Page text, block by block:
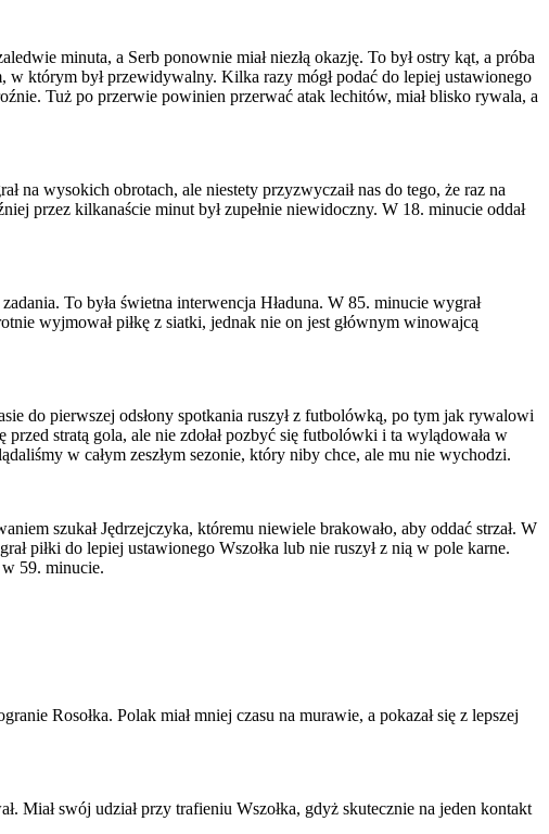
minuta, a Serb ponownie miał niezłą okazję. To był ostry kąt, a próba
w którym był przewidywalny. Kilka razy mógł podać do lepiej ustawionego
Tuż po przerwie powinien przerwać atak lechitów, miał blisko rywala, a
na wysokich obrotach, ale niestety przyzwyczaił nas do tego, że raz na
przez kilkanaście minut był zupełnie niewidoczny. W 18. minucie oddał
To była świetna interwencja Hładuna. W 85. minucie wygrał
wyjmował piłkę z siatki, jednak nie on jest głównym winowajcą
do pierwszej odsłony spotkania ruszył z futbolówką, po tym jak rywalowi
stratą gola, ale nie zdołał pozbyć się futbolówki i ta wylądowała w
w całym zeszłym sezonie, który niby chce, ale mu nie wychodzi.
szukał Jędrzejczyka, któremu niewiele brakowało, aby oddać strzał. W
piłki do lepiej ustawionego Wszołka lub nie ruszył z nią w pole karne.
w 59. minucie.
Rosołka. Polak miał mniej czasu na murawie, a pokazał się z lepszej
Miał swój udział przy trafieniu Wszołka, gdyż skutecznie na jeden kontakt